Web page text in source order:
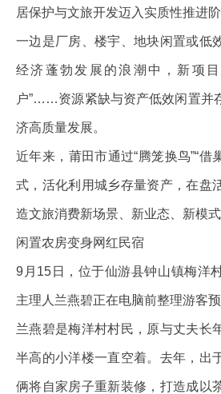
居保护与文旅开发迈入实质性推进阶
一边是厂房、楼宇、地块闲置或低
经济蓬勃发展的浪潮中，新项
户”……资源紧缺与资产低效闲置并
济高质量发展。
近年来，莆田市通过“腾笼换鸟”“借
式，活化利用城乡存量资产，在盘
造文旅消费新场景、新业态、新模式
闲置农房变身网红民宿
9月15日，位于仙游县钟山镇梅洋
主理人兰燕碧正在电脑前整理游客预
兰燕碧是梅洋村村民，原与丈夫长
半高的小洋楼一直空着。去年，出
俩将自家房子重新装修，打造成以